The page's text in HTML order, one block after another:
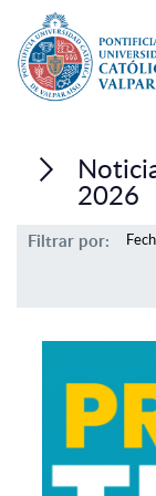
Investigación,
Vinculación con
Admisión
Pregrado
Formación
2026
Filtrar por: